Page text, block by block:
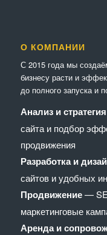
О КОМПАНИИ
С 2015 года мы
бизнесу расти и
до полного запуска и
Анализ и стратегия
сайта и подбор
продвижения
Разработка и
сайтов и удобных
Продвижение—
маркетинговые
Аренда и